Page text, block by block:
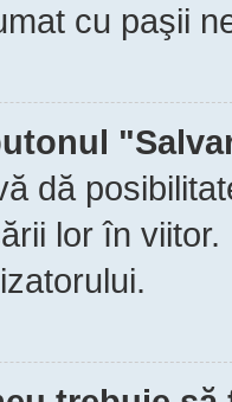
cu paşii
dă
lor în